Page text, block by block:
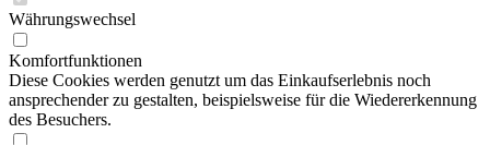
Währungswechsel
Komfortfunktionen
Diese Cookies werden genutzt um das Einkaufserlebnis noch
ansprechender zu gestalten, beispielsweise für die Wiedererkennung
des Besuchers.